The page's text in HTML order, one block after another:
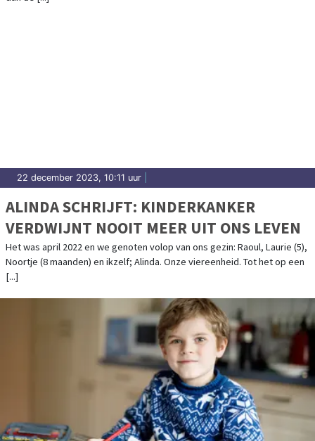
22 december 2023, 10:11 uur
ALINDA SCHRIJFT: KINDERKANKER
VERDWIJNT NOOIT MEER UIT ONS LEVEN
Het was april 2022 en we genoten volop van ons gezin: Raoul, Laurie (5),
Noortje (8 maanden) en ikzelf; Alinda. Onze viereenheid. Tot het op een
[...]